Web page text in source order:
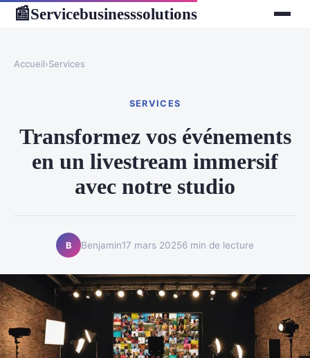
📰Servicebusinesssolutions
Accueil›Services
SERVICES
Transformez vos événements
en un livestream immersif
avec notre studio
B Benjamin17 mars 20256 min de lecture